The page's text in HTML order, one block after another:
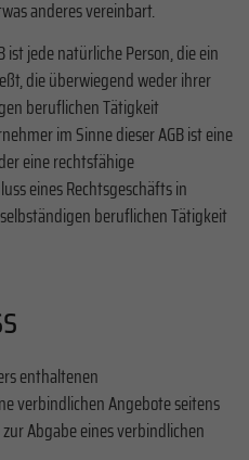
anderes vereinbart.
ist jede natürliche Person, die ein
die überwiegend weder ihrer
beruflichen Tätigkeit
im Sinne dieser AGB ist eine
eine rechtsfähige
eines Rechtsgeschäfts in
beruflichen Tätigkeit
enthaltenen
verbindlichen Angebote seitens
Abgabe eines verbindlichen